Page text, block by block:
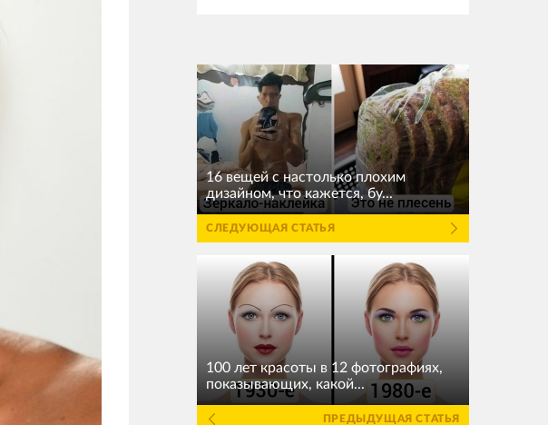
16 вещей с настолько плохим
дизайном, что кажется, бу...
СЛЕДУЮЩАЯ СТАТЬЯ
100 лет красоты в 12 фотографиях,
показывающих, какой...
ПРЕДЫДУЩАЯ СТАТЬЯ